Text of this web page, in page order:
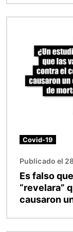
Covid-19
Publicado el
Es falso
“revelara”
causaron